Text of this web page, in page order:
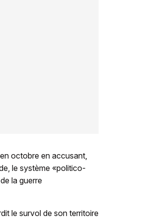
octobre en accusant,
le système «politico-
la guerre
le survol de son territoire